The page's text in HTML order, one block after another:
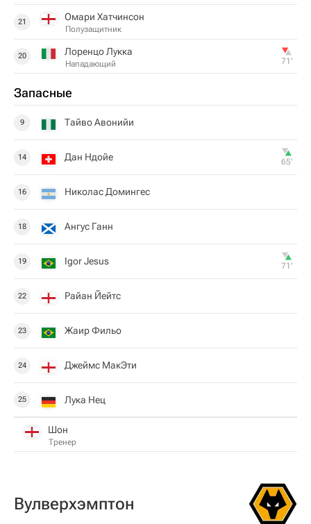
21 Омари Хатчинсон
Полузащитник
20 Лоренцо Лукка
Нападающий 71‎’‎
Запасные
9 Тайво Авонийи
14 Дан Ндойе 65‎’‎
16 Николас Домингес
18 Ангус Ганн
19 Igor Jesus 71‎’‎
22 Райан Йейтс
23 Жаир Фильо
24 Джеймс МакЭти
25 Лука Нец
Шон
Тренер
Вулверхэмптон